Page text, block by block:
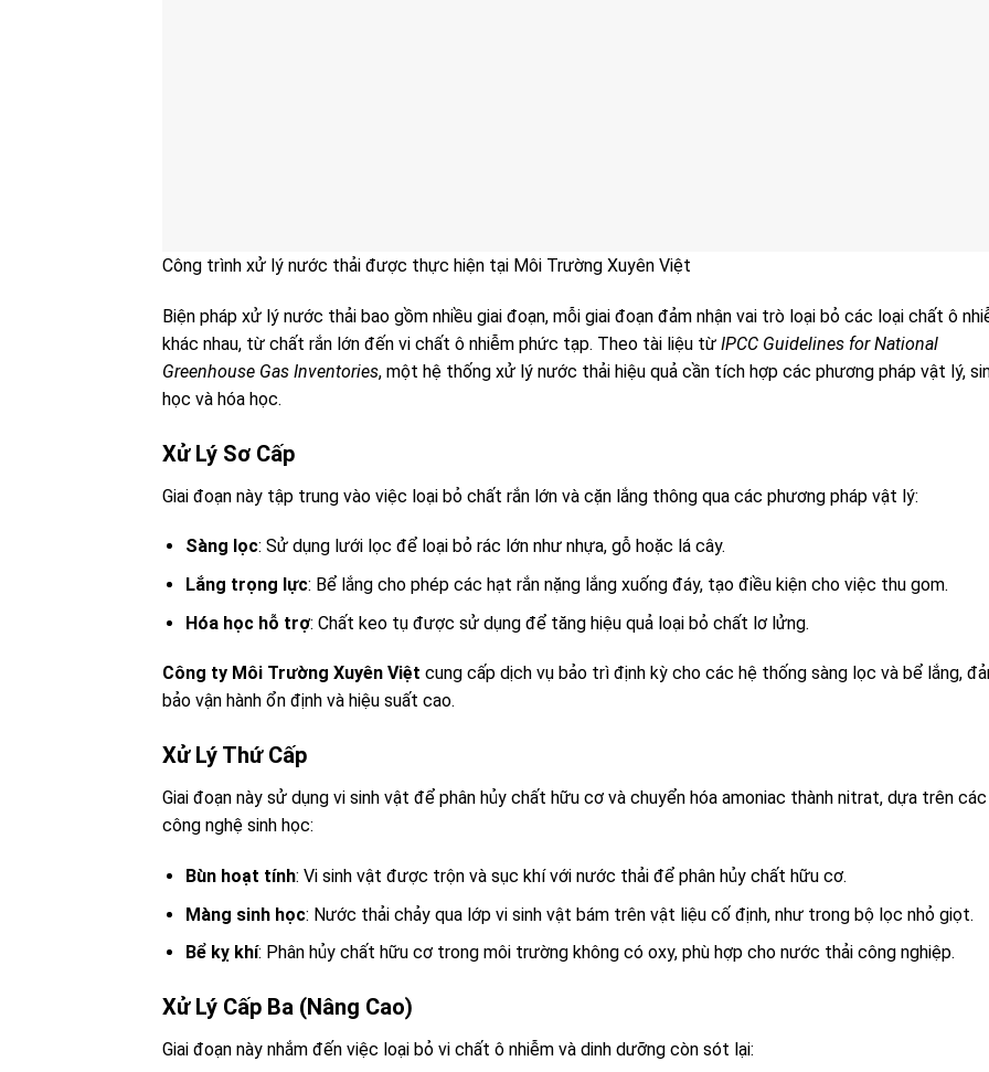
Công trình xử lý nước thải được thực hiện tại Môi Trường Xuyên Việt
Biện pháp xử lý nước thải bao gồm nhiều giai đoạn, mỗi giai đoạn đảm nhận vai trò loại bỏ các loại chất ô
khác nhau, từ chất rắn lớn đến vi chất ô nhiễm phức tạp. Theo tài liệu từ IPCC Guidelines for National
Greenhouse Gas Inventories, một hệ thống xử lý nước thải hiệu quả cần tích hợp các phương pháp vật lý,
học và hóa học.
Xử Lý Sơ Cấp
Giai đoạn này tập trung vào việc loại bỏ chất rắn lớn và cặn lắng thông qua các phương pháp vật lý:
Sàng lọc: Sử dụng lưới lọc để loại bỏ rác lớn như nhựa, gỗ hoặc lá cây.
Lắng trọng lực: Bể lắng cho phép các hạt rắn nặng lắng xuống đáy, tạo điều kiện cho việc thu gom.
Hóa học hỗ trợ: Chất keo tụ được sử dụng để tăng hiệu quả loại bỏ chất lơ lửng.
Công ty Môi Trường Xuyên Việt cung cấp dịch vụ bảo trì định kỳ cho các hệ thống sàng lọc và bể lắng,
bảo vận hành ổn định và hiệu suất cao.
Xử Lý Thứ Cấp
Giai đoạn này sử dụng vi sinh vật để phân hủy chất hữu cơ và chuyển hóa amoniac thành nitrat, dựa trên các
công nghệ sinh học:
Bùn hoạt tính: Vi sinh vật được trộn và sục khí với nước thải để phân hủy chất hữu cơ.
Màng sinh học: Nước thải chảy qua lớp vi sinh vật bám trên vật liệu cố định, như trong bộ lọc nhỏ giọt.
Bể kỵ khí: Phân hủy chất hữu cơ trong môi trường không có oxy, phù hợp cho nước thải công nghiệp.
Xử Lý Cấp Ba (Nâng Cao)
Giai đoạn này nhắm đến việc loại bỏ vi chất ô nhiễm và dinh dưỡng còn sót lại: